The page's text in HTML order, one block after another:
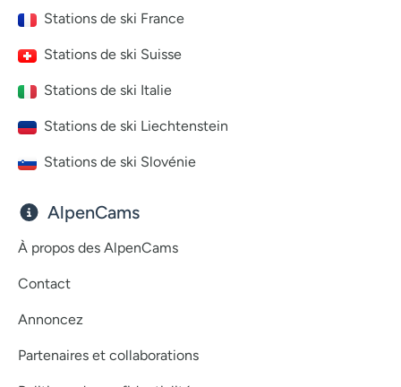
Stations de ski France
Stations de ski Suisse
Stations de ski Italie
Stations de ski Liechtenstein
Stations de ski Slovénie
AlpenCams
À propos des AlpenCams
Contact
Annoncez
Partenaires et collaborations